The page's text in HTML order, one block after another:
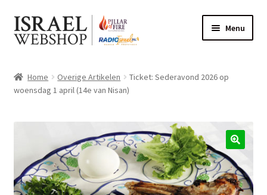
Ga
door
Ga
naar
Menu
BOEKEN
SHOFAR
ISRAËL PRODUCTEN
WIJN
Home Overige Artikelen
Ticket: Sederavond 2026 op
woensdag 1 april (14e van Nisan)